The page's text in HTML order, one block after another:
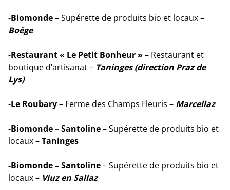
-Biomonde– Supérette de produits bio et locaux –
Boëge
-Restaurant « Le Petit Bonheur » – Restaurant et
boutique d’artisanat – Taninges (direction Praz de
Lys)
-Le Roubary– Ferme des Champs Fleuris – Marcellaz
-Biomonde – Santoline– Supérette de produits bio et
locaux –Taninges
-Biomonde – Santoline– Supérette de produits bio et
locaux – Viuz en Sallaz